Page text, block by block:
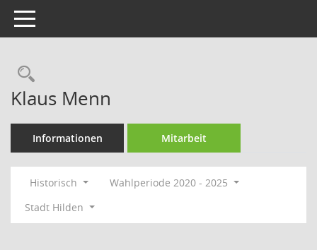
Toggle navigation
Rechercheauswahl
Klaus Menn
Informationen Mitarbeit
Historisch
Wahlperiode 2020 - 2025
Stadt Hilden